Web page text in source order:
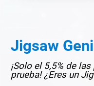
Jigsaw
¡Solo el 5,5% de
prueba! ¿Eres un